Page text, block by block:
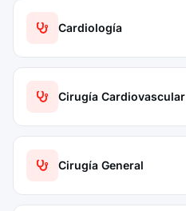
Cardiología
Cirugía Cardiovascular
Cirugía General